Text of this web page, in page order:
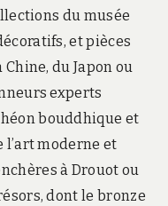
du musée
et pièces
du Japon ou
experts
bouddhique et
moderne et
à Drouot ou
dont le bronze